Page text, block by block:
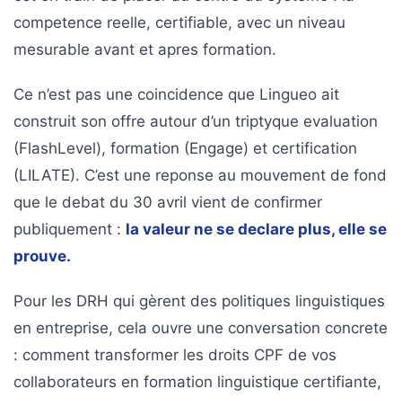
competence reelle, certifiable, avec un niveau
mesurable avant et apres formation.
Ce n’est pas une coincidence que Lingueo ait
construit son offre autour d’un triptyque evaluation
(FlashLevel), formation (Engage) et certification
(LILATE). C’est une reponse au mouvement de fond
que le debat du 30 avril vient de confirmer
publiquement : la valeur ne se declare plus, elle se
prouve.
Pour les DRH qui gèrent des politiques linguistiques
en entreprise, cela ouvre une conversation concrete
: comment transformer les droits CPF de vos
collaborateurs en formation linguistique certifiante,